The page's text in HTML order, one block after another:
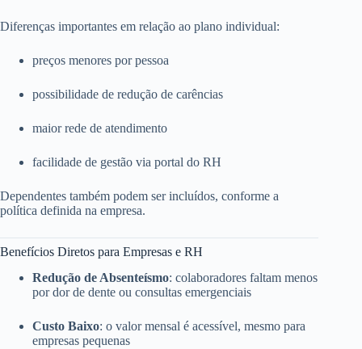
Diferenças importantes em relação ao plano individual:
preços menores por pessoa
possibilidade de redução de carências
maior rede de atendimento
facilidade de gestão via portal do RH
Dependentes também podem ser incluídos, conforme a
política definida na empresa.
Benefícios Diretos para Empresas e RH
Redução de Absenteísmo: colaboradores faltam menos
por dor de dente ou consultas emergenciais
Custo Baixo: o valor mensal é acessível, mesmo para
empresas pequenas